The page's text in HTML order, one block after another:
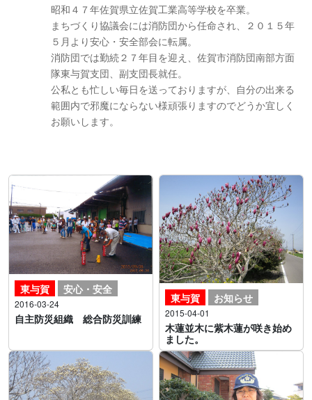
昭和４７年佐賀県立佐賀工業高等学校を卒業。
まちづくり協議会には消防団から任命され、２０１５年
５月より安心・安全部会に転属。
消防団では勤続２７年目を迎え、佐賀市消防団南部方面
隊東与賀支団、副支団長就任。
公私とも忙しい毎日を送っておりますが、自分の出来る
範囲内で邪魔にならない様頑張りますのでどうか宜しく
お願いします。
東与賀 安心・安全
2016-03-24
自主防災組織 総合防災訓練
東与賀 お知らせ
2015-04-01
木蓮並木に紫木蓮が咲き始め
ました。